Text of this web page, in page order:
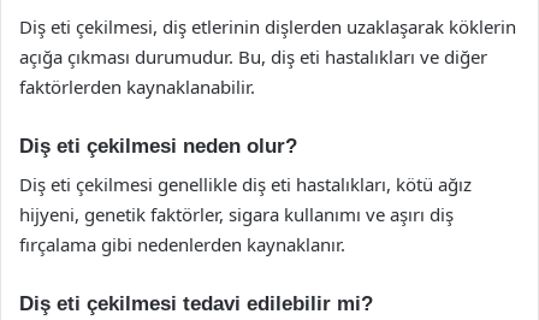
Diş eti çekilmesi, diş etlerinin dişlerden uzaklaşarak köklerin
açığa çıkması durumudur. Bu, diş eti hastalıkları ve diğer
faktörlerden kaynaklanabilir.
Diş eti çekilmesi neden olur?
Diş eti çekilmesi genellikle diş eti hastalıkları, kötü ağız
hijyeni, genetik faktörler, sigara kullanımı ve aşırı diş
fırçalama gibi nedenlerden kaynaklanır.
Diş eti çekilmesi tedavi edilebilir mi?